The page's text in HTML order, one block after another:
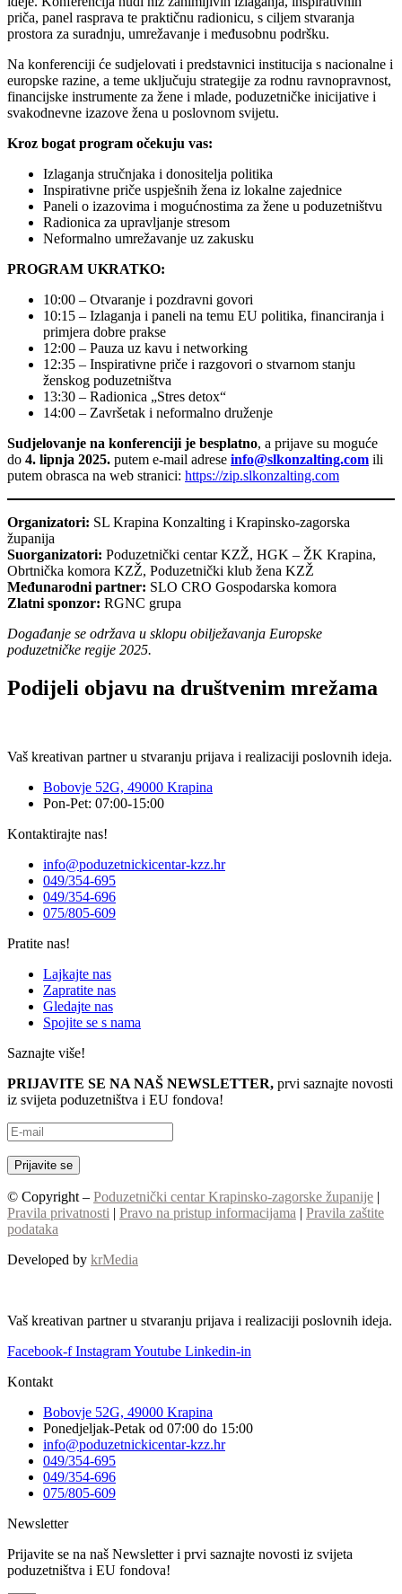
priča, panel rasprava te praktičnu radionicu, s ciljem stvaranja
prostora za suradnju, umrežavanje i međusobnu podršku.
Na konferenciji će sudjelovati i predstavnici institucija s nacionalne i
europske razine, a teme uključuju strategije za rodnu ravnopravnost,
financijske instrumente za žene i mlade, poduzetničke inicijative i
svakodnevne izazove žena u poslovnom svijetu.
Kroz bogat program očekuju vas:
Izlaganja stručnjaka i donositelja politika
Inspirativne priče uspješnih žena iz lokalne zajednice
Paneli o izazovima i mogućnostima za žene u poduzetništvu
Radionica za upravljanje stresom
Neformalno umrežavanje uz zakusku
PROGRAM UKRATKO:
10:00 – Otvaranje i pozdravni govori
10:15 – Izlaganja i paneli na temu EU politika, financiranja i
primjera dobre prakse
12:00 – Pauza uz kavu i networking
12:35 – Inspirativne priče i razgovori o stvarnom stanju
ženskog poduzetništva
13:30 – Radionica „Stres detox“
14:00 – Završetak i neformalno druženje
Sudjelovanje na konferenciji je besplatno, a prijave su moguće
do 4. lipnja 2025. putem e-mail adrese info@slkonzalting.com ili
putem obrasca na web stranici: https://zip.slkonzalting.com
Organizatori: SL Krapina Konzalting i Krapinsko-zagorska
županija
Suorganizatori: Poduzetnički centar KZŽ, HGK – ŽK Krapina,
Obrtnička komora KZŽ, Poduzetnički klub žena KZŽ
Međunarodni partner: SLO CRO Gospodarska komora
Zlatni sponzor: RGNC grupa
Događanje se održava u sklopu obilježavanja Europske
poduzetničke regije 2025.
Podijeli objavu na društvenim mrežama
Vaš kreativan partner u stvaranju prijava i realizaciji poslovnih ideja.
Bobovje 52G, 49000 Krapina
Pon-Pet: 07:00-15:00
Kontaktirajte nas!
info@poduzetnickicentar-kzz.hr
049/354-695
049/354-696
075/805-609
Pratite nas!
Lajkajte nas
Zapratite nas
Gledajte nas
Spojite se s nama
Saznajte više!
PRIJAVITE SE NA NAŠ NEWSLETTER, prvi saznajte novosti
iz svijeta poduzetništva i EU fondova!
© Copyright – Poduzetnički centar Krapinsko-zagorske županije |
Pravila privatnosti | Pravo na pristup informacijama | Pravila zaštite
podataka
Developed by krMedia
Vaš kreativan partner u stvaranju prijava i realizaciji poslovnih ideja.
Facebook-f InstagramYoutube Linkedin-in
Kontakt
Bobovje 52G, 49000 Krapina
Ponedjeljak-Petak od 07:00 do 15:00
info@poduzetnickicentar-kzz.hr
049/354-695
049/354-696
075/805-609
Newsletter
Prijavite se na naš Newsletter i prvi saznajte novosti iz svijeta
poduzetništva i EU fondova!